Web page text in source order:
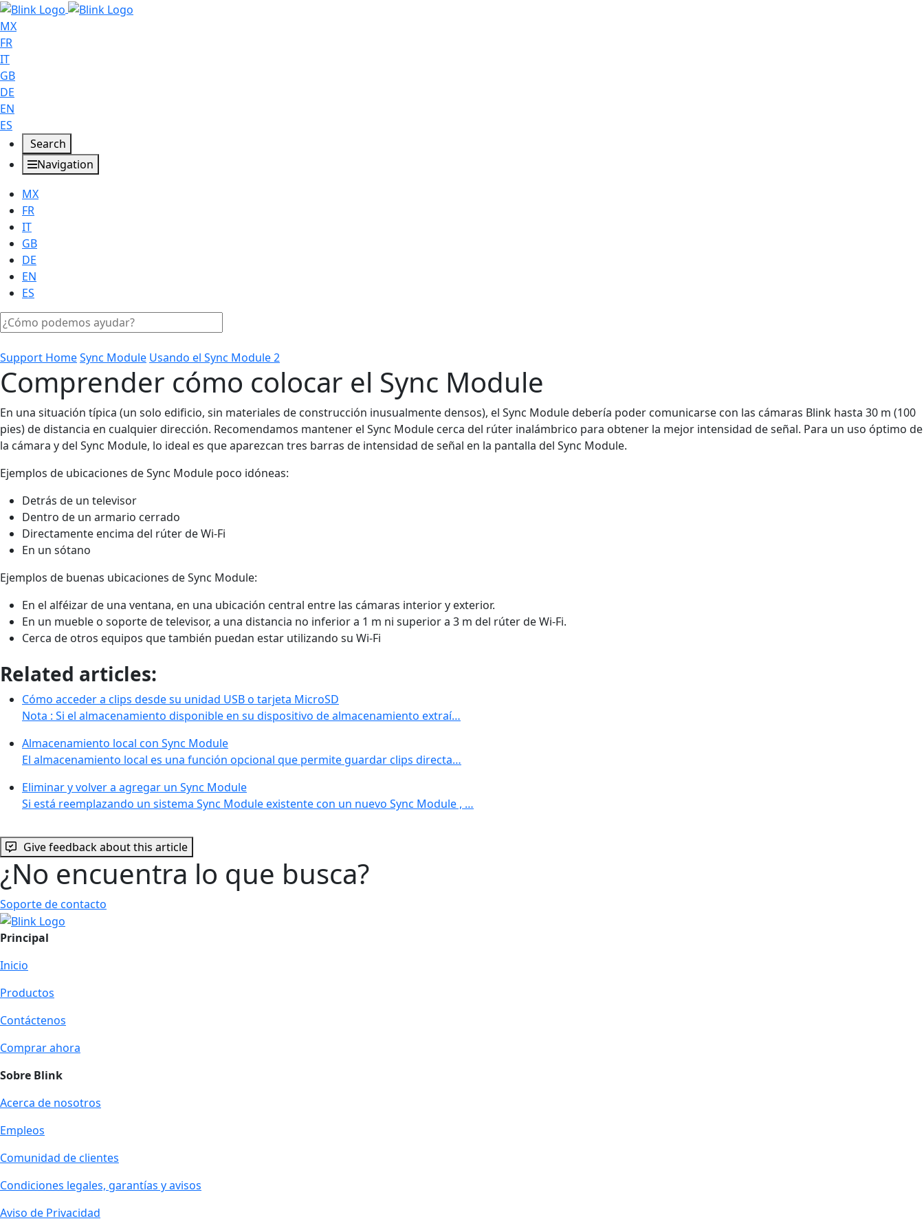
MX
FR
IT
GB
DE
EN
ES
Search
Navigation
MX
FR
IT
GB
DE
EN
ES
Support HomeSync Module Usando el Sync Module 2
Comprender cómo colocar el Sync Module
En una situación típica (un solo edificio, sin materiales de construcción inusualmente densos), el Sync Module debería poder comunicarse con las cámaras Blink hasta 30 m (100
pies) de distancia en cualquier dirección. Recomendamos mantener el Sync Module cerca del rúter inalámbrico para obtener la mejor intensidad de señal. Para un uso óptimo de
la cámara y del Sync Module, lo ideal es que aparezcan tres barras de intensidad de señal en la pantalla del Sync Module.
Ejemplos de ubicaciones de Sync Module poco idóneas:
Detrás de un televisor
Dentro de un armario cerrado
Directamente encima del rúter de Wi-Fi
En un sótano
Ejemplos de buenas ubicaciones de Sync Module:
En el alféizar de una ventana, en una ubicación central entre las cámaras interior y exterior.
En un mueble o soporte de televisor, a una distancia no inferior a 1 m ni superior a 3 m del rúter de Wi-Fi.
Cerca de otros equipos que también puedan estar utilizando su Wi-Fi
Related articles:
Cómo acceder a clips desde su unidad USB o tarjeta MicroSD
Nota : Si el almacenamiento disponible en su dispositivo de almacenamiento extraí…
Almacenamiento local con Sync Module
El almacenamiento local es una función opcional que permite guardar clips directa…
Eliminar y volver a agregar un Sync Module
Si está reemplazando un sistema Sync Module existente con un nuevo Sync Module , …
Give feedback about this article
¿No encuentra lo que busca?
Soporte de contacto
Principal
Inicio
Productos
Contáctenos
Comprar ahora
Sobre Blink
Acerca de nosotros
Empleos
Comunidad de clientes
Condiciones legales, garantías y avisos
Aviso de Privacidad